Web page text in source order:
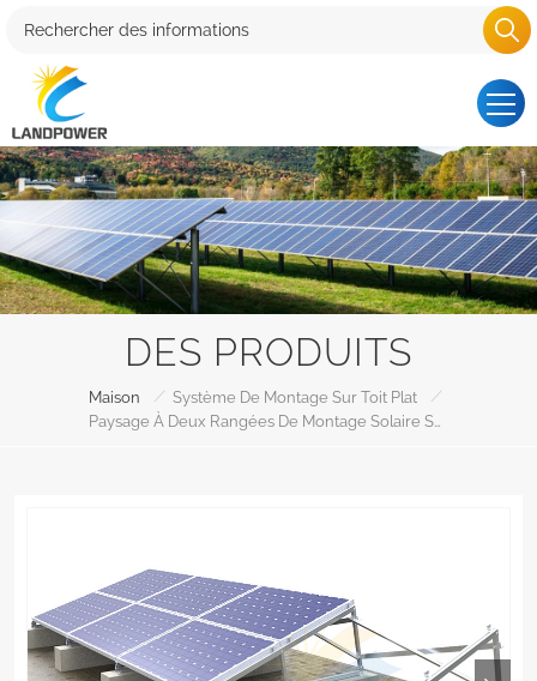
DES PRODUITS
Maison / Système De Montage Sur Toit Plat
/